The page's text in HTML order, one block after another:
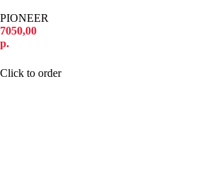
PIONEER
7050,00
р.
Click to order